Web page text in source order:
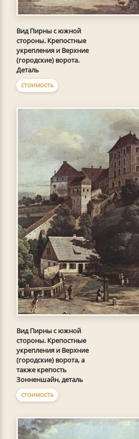
Вид Пирны с южной
стороны. Крепостные
укрепления и Верхние
(городские) ворота.
Деталь
СТОИМОСТЬ
Вид Пирны с южной
стороны. Крепостные
укрепления и Верхние
(городские) ворота, а
также крепость
Зонненшайн, деталь
СТОИМОСТЬ